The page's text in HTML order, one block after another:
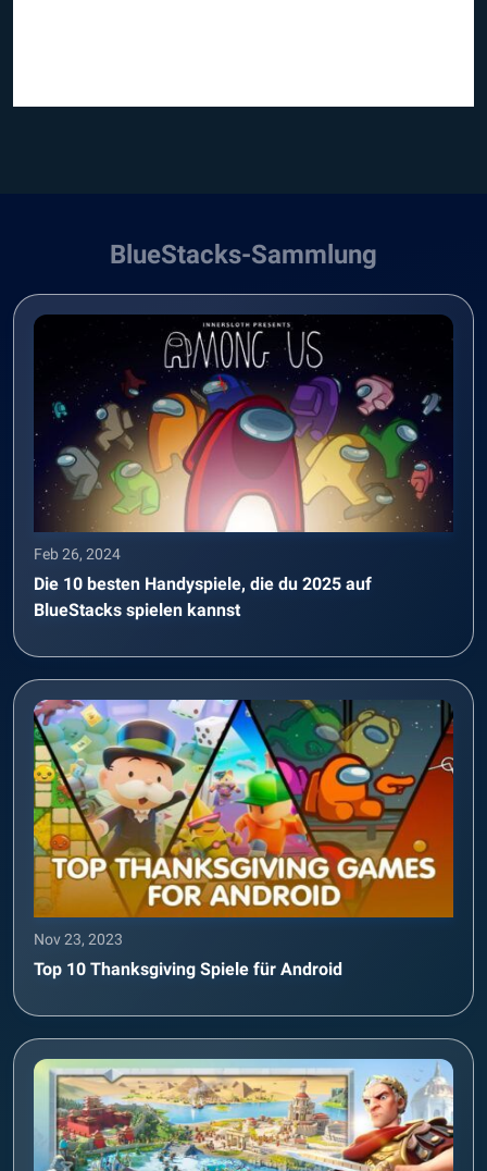
BlueStacks-Sammlung
Feb 26, 2024
Die 10 besten Handyspiele, die du 2025 auf
BlueStacks spielen kannst
Nov 23, 2023
Top 10 Thanksgiving Spiele für Android